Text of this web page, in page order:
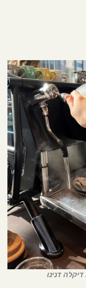
דנינו